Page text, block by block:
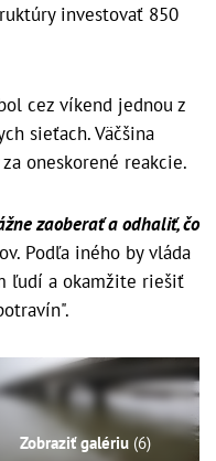
investovať 850
cez víkend jednou z
sieťach. Väčšina
oneskorené reakcie.
zaoberať a odhaliť, čo
Podľa iného by vláda
ľudí a okamžite riešiť
Zobraziť galériu (6)